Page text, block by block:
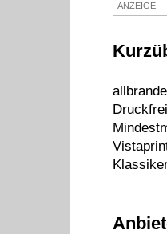
ANZEIGE